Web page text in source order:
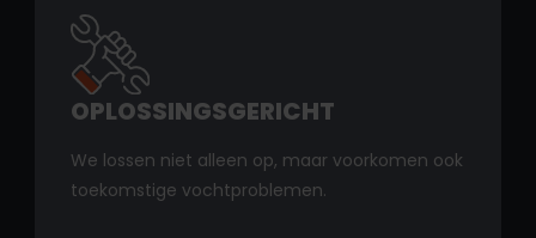
OPLOSSINGSGERICHT
We lossen niet alleen op, maar voorkomen ook
toekomstige vochtproblemen.